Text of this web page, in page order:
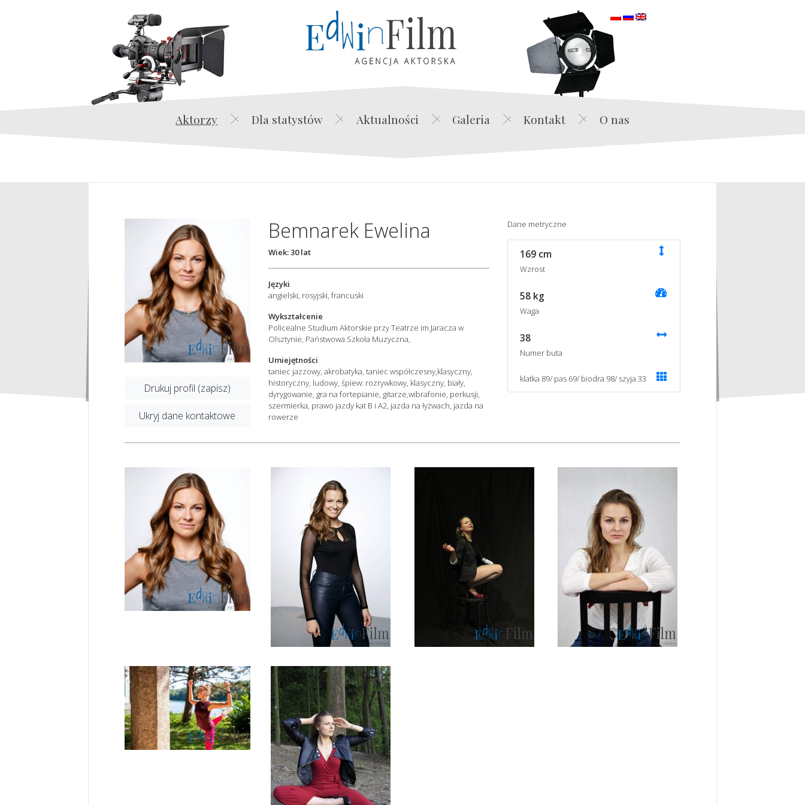
Edwin Film Agencja Aktorska
Aktorzy Dla statystów Aktualności Galeria Kontakt O nas
Drukuj profil (zapisz)
Ukryj dane kontaktowe
Bemnarek Ewelina
Wiek: 30 lat
Języki
angielski, rosyjski, francuski
Wykształcenie
Policealne Studium Aktorskie przy Teatrze im.Jaracza w
Olsztynie, Państwowa Szkoła Muzyczna,
Umiejętności
taniec jazzowy, akrobatyka, taniec współczesny,klasyczny,
historyczny, ludowy, śpiew: rozrywkowy, klasyczny, biały,
dyrygowanie, gra na fortepianie, gitarze,wibrafonie, perkusji,
szermierka, prawo jazdy kat B i A2, jazda na łyżwach, jazda na
rowerze
Dane metryczne
169 cm
Wzrost
58 kg
Waga
38
Numer buta
klatka 89/ pas 69/ biodra 98/ szyja 33